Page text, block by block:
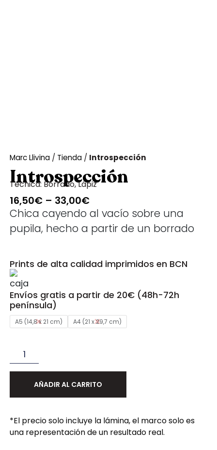
Marc Llivina / Tienda / Introspección
Introspección
Técnica: Borrado,Lápiz
16,50€ – 33,00€
Chica cayendo al vacío sobre una
pupila, hecho a partir de un borrado
Prints de alta calidad imprimidos en BCN
Envíos gratis a partir de 20€ (48h-72h
península)
A5 (14,8 x 21 cm) A4 (21 x 29,7 cm)
AÑADIR AL CARRITO
*El precio solo incluye la lámina, el marco solo es
una representación de un resultado real.